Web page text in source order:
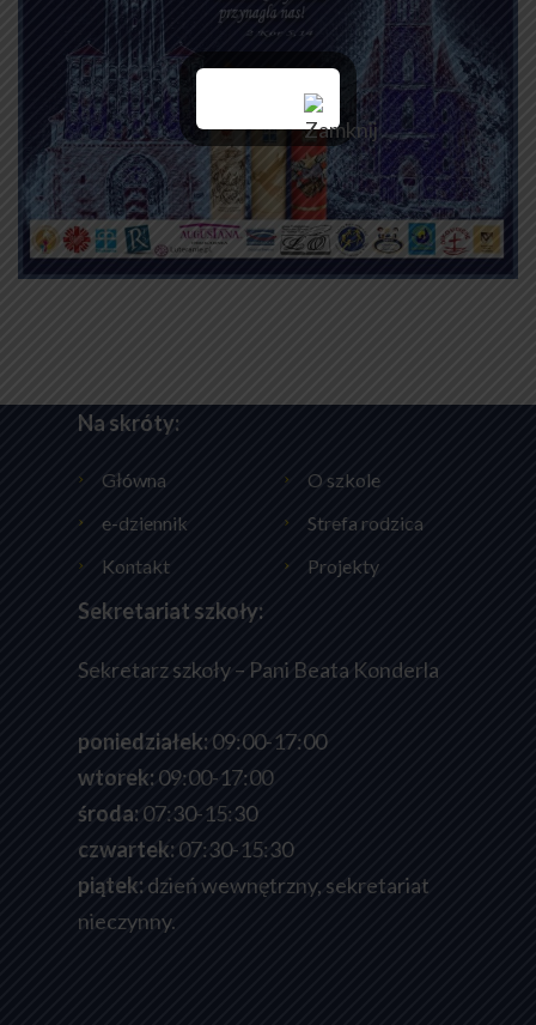
Na skróty:
Główna
O szkole
e-dziennik
Strefa rodzica
Kontakt
Projekty
Sekretariat szkoły:
Sekretarz szkoły – Pani Beata Konderla
poniedziałek: 09:00-17:00
wtorek: 09:00-17:00
środa: 07:30-15:30
czwartek: 07:30-15:30
piątek:dzień wewnętrzny, sekretariat
nieczynny.